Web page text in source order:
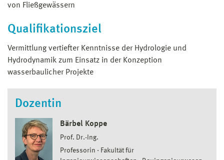
von Fließgewässern
Qualifikationsziel
Vermittlung vertiefter Kenntnisse der Hydrologie und
Hydrodynamik zum Einsatz in der Konzeption
wasserbaulicher Projekte
Dozentin
Bärbel Koppe
Prof. Dr.-Ing.
Professorin
Fakultät für